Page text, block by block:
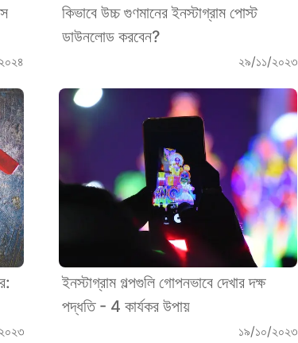
কিভাবে উচ্চ গুণমানের ইনস্টাগ্রাম পোস্ট
ডাউনলোড করবেন?
২৯/১১/২০২৩
ইনস্টাগ্রাম গল্পগুলি গোপনভাবে দেখার দক্ষ
পদ্ধতি - 4 কার্যকর উপায়
১৯/১০/২০২৩